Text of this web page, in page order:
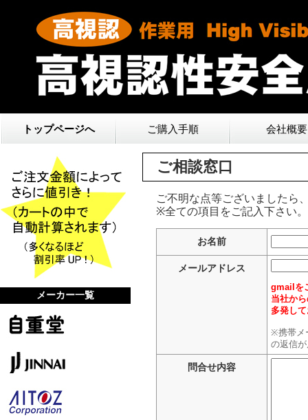
トップページへ ご購入手順 会社概要
ご相談窓口
ご不明な点等ございましたら
※全ての項目をご記入下さい。
お名前
メールアドレス
gmailを
当社か
多発し
※携帯メ
の返信
問合せ内容
メーカー一覧